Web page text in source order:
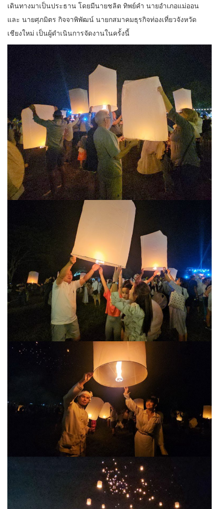
เดินทางมาเป็นประธาน โดยมีนายชลิต ทิพย์คำ นายอำเภอแม่ออน
และ นายศุภมิตร กิจจาพิพัฒน์ นายกสมาคมธุรกิจท่องเที่ยวจังหวัด
เชียงใหม่ เป็นผู้ดำเนินการจัดงานในครั้งนี้